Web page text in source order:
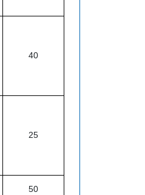
40
25
50